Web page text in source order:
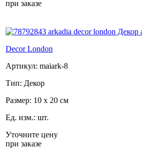
при заказе
Decor London
Артикул: maiark-8
Тип: Декор
Размер: 10 x 20 см
Ед. изм.: шт.
Уточните цену
при заказе